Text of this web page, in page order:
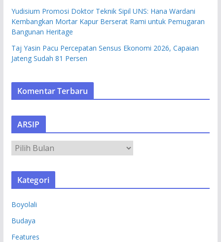
Yudisium Promosi Doktor Teknik Sipil UNS: Hana Wardani
Kembangkan Mortar Kapur Berserat Rami untuk Pemugaran
Bangunan Heritage
Taj Yasin Pacu Percepatan Sensus Ekonomi 2026, Capaian
Jateng Sudah 81 Persen
Komentar Terbaru
ARSIP
R
S
Kategori
Boyolali
Budaya
Features